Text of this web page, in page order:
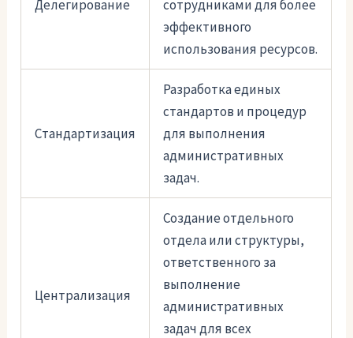
Делегирование
сотрудниками для более
эффективного
использования ресурсов.
Стандартизация
Разработка единых
стандартов и процедур
для выполнения
административных
задач.
Централизация
Создание отдельного
отдела или структуры,
ответственного за
выполнение
административных
задач для всех